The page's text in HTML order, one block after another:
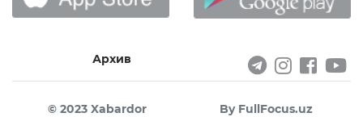
Архив
© 2023 Xabardor By FullFocus.uz